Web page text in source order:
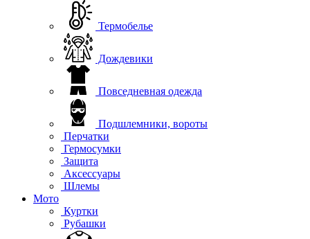
Термобелье
Дождевики
Повседневная одежда
Подшлемники, вороты
Перчатки
Гермосумки
Защита
Аксессуары
Шлемы
Мото
Куртки
Рубашки